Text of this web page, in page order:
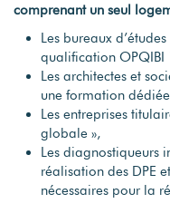
comprenant un seul
Les bureaux
qualification OPQIBI
Les architectes et
une formation
Les entreprises
globale »,
Les diagnostiqueurs
réalisation des DPE
nécessaires pour la